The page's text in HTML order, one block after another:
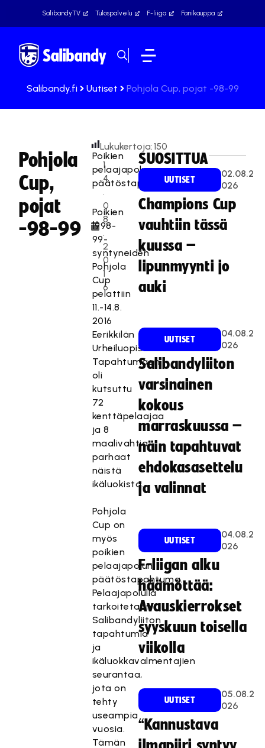
SalibandyTV Tulospalvelu F-liiga Fanikauppa
Salibandy.fi Uutiset Pohjola Cup, pojat -98-99
Pohjola
Cup,
pojat
-98-99
1
4
.
0
8
.
2
0
1
6
Lukukertoja:150
Poikien
pelaajapolun
päätöstapahtuma
Poikien
1998-
99-
syntyneiden
Pohjola
Cup
pelattiin
11.-14.8.
2016
Eerikkilän
Urheiluopistolla.
Tapahtumaan
oli
kutsuttu
72
kenttäpelaajaa
ja 8
maalivahtia,
parhaat
näistä
ikäluokista.
Pohjola
Cup on
myös
poikien
pelaajapolun
päätöstapahtuma.
Pelaajapolulla
tarkoitetaan
Salibandyliiton
tapahtumia
ja
ikäluokkavalmentajien
seurantaa,
jota on
tehty
useampia
vuosia.
Tämän
SUOSITTUA
UUTISET
02.08.2
026
Champions Cup
vauhtiin tässä
kuussa –
lipunmyynti jo
auki
UUTISET
04.08.2
026
Salibandyliiton
varsinainen
kokous
marraskuussa –
näin tapahtuvat
ehdokasasettelu
ja valinnat
UUTISET
04.08.2
026
F-liigan alku
häämöttää:
Avauskierrokset
syyskuun toisella
viikolla
UUTISET
05.08.2
026
“Kannustava